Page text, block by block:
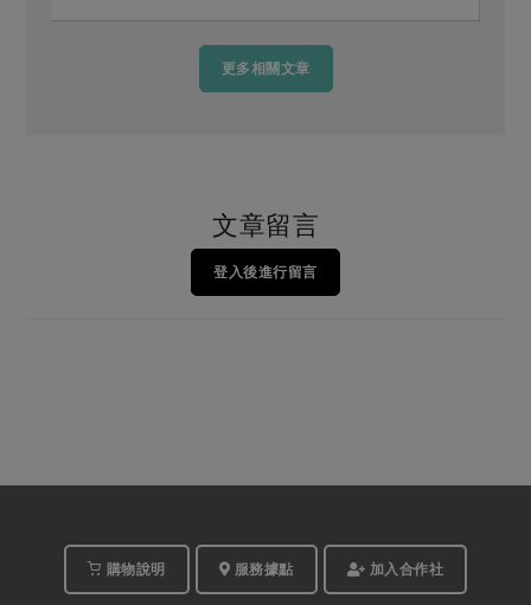
更多相關文章
文章留言
登入後進行留言
購物說明 服務據點 加入合作社